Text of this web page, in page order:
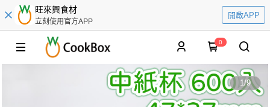
旺來興食材
立刻使用官方APP
開啟APP
0
1/9